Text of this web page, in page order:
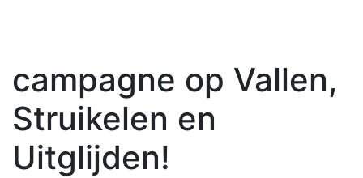
campagne op Vallen,
Struikelen en
Uitglijden!